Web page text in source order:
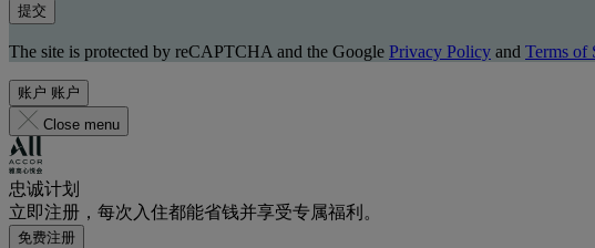
提交
The site is protected by reCAPTCHA and the Google Privacy Policy and Terms of
账户 账户
Close menu
忠诚计划
立即注册，每次入住都能省钱并享受专属福利。
免费注册